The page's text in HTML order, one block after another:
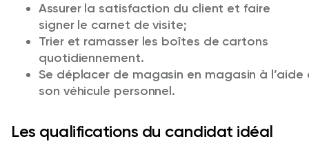
Assurer la satisfaction du client et faire
signer le carnet de visite;
Trier et ramasser les boîtes de cartons
quotidiennement.
Se déplacer de magasin en magasin à l’aide
son véhicule personnel.
Les qualifications du candidat idéal